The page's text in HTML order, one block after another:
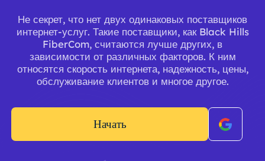
Не секрет, что нет двух одинаковых поставщиков
интернет-услуг. Такие поставщики, как Black Hills
FiberCom, считаются лучше других, в
зависимости от различных факторов. К ним
относятся скорость интернета, надежность, цены,
обслуживание клиентов и многое другое.
Начать